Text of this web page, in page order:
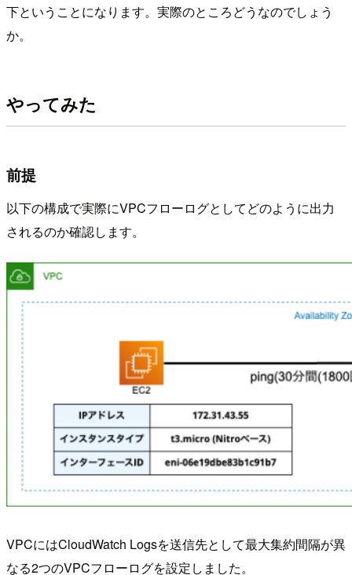
下ということになります。実際のところどうなのでしょう
か。
やってみた
前提
以下の構成で実際にVPCフローログとしてどのように出力
されるのか確認します。
VPCにはCloudWatch Logsを送信先として最大集約間隔が異
なる2つのVPCフローログを設定しました。